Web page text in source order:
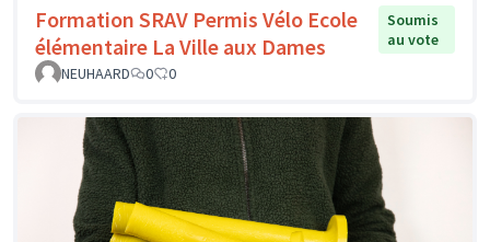
Formation SRAV Permis Vélo Ecole
élémentaire La Ville aux Dames
Soumis
au vote
NEUHAARD
0 0